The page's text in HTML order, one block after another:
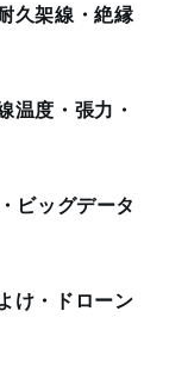
・絶縁
張力・
データ
ローン